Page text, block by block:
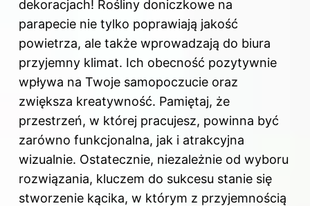
dekoracjach! Rośliny doniczkowe na
parapecie nie tylko poprawiają jakość
powietrza, ale także wprowadzają do biura
przyjemny klimat. Ich obecność pozytywnie
wpływa na Twoje samopoczucie oraz
zwiększa kreatywność. Pamiętaj, że
przestrzeń, w której pracujesz, powinna być
zarówno funkcjonalna, jak i atrakcyjna
wizualnie. Ostatecznie, niezależnie od wyboru
rozwiązania, kluczem do sukcesu stanie się
stworzenie kącika, w którym z przyjemnością